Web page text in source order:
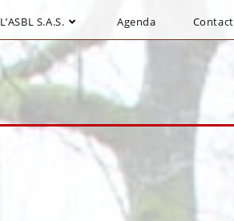
L’ASBL S.A.S. Agenda Contact